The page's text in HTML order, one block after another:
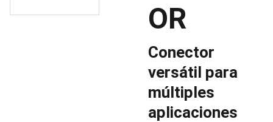
OR
Conector
versátil para
múltiples
aplicaciones